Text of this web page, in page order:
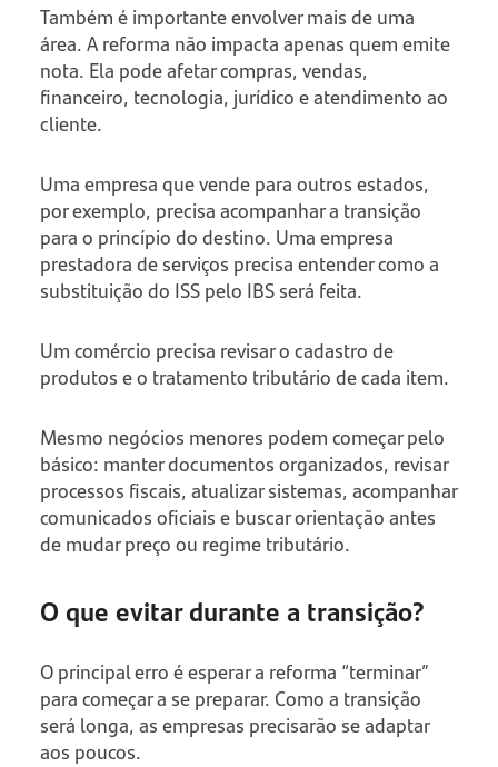
Também é importante envolver mais de uma
área. A reforma não impacta apenas quem emite
nota. Ela pode afetar compras, vendas,
financeiro, tecnologia, jurídico e atendimento ao
cliente.
Uma empresa que vende para outros estados,
por exemplo, precisa acompanhar a transição
para o princípio do destino. Uma empresa
prestadora de serviços precisa entender como a
substituição do ISS pelo IBS será feita.
Um comércio precisa revisar o cadastro de
produtos e o tratamento tributário de cada item.
Mesmo negócios menores podem começar pelo
básico: manter documentos organizados, revisar
processos fiscais, atualizar sistemas, acompanhar
comunicados oficiais e buscar orientação antes
de mudar preço ou regime tributário.
O que evitar durante a transição?
O principal erro é esperar a reforma “terminar”
para começar a se preparar. Como a transição
será longa, as empresas precisarão se adaptar
aos poucos.